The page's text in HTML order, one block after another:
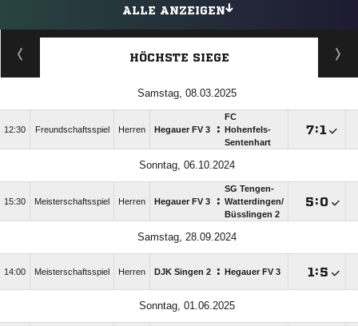
ALLE ANZEIGEN
HÖCHSTE SIEGE
Samstag, 08.03.2025
12:30 Freundschaftsspiel Herren Hegauer FV 3 :
FC
Hohenfels-
Sentenhart
:
Sonntag, 06.10.2024
15:30 Meisterschaftsspiel Herren Hegauer FV 3 :
SG Tengen-
Watterdingen/​
Büsslingen 2
:
Samstag, 28.09.2024
14:00 Meisterschaftsspiel Herren DJK Singen 2 : Hegauer FV 3 :
Sonntag, 01.06.2025